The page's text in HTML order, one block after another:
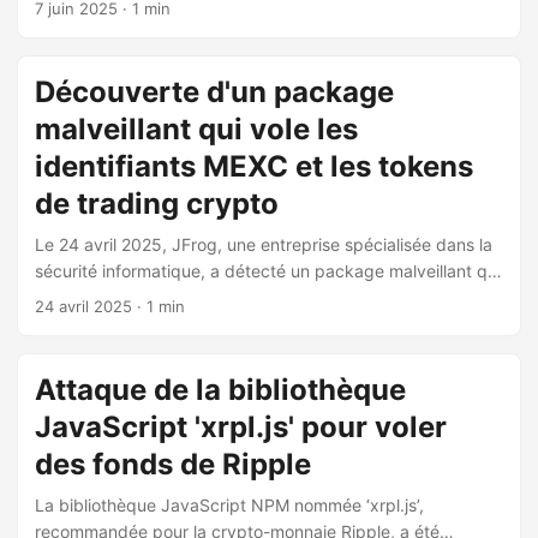
Après avoir accédé aux systèmes, ils ont exfiltré des
données sensibles des clients et ont exigé une rançon de
30 millions de dollars, acceptant finalement 15 millions de
dollars en crypto-monnaie. ...
7 juin 2025 · 1 min
Découverte d'un package
malveillant qui vole les
identifiants MEXC et les tokens
de trading crypto
Le 24 avril 2025, JFrog, une entreprise spécialisée dans la
sécurité informatique, a détecté un package malveillant qui
cible spécifiquement les utilisateurs de MEXC, une
que les tokens de trading crypto des utilisateurs. Les
attaquants utilisent ensuite ces informations volées pour
acheter et vendre des contrats à terme sur différentes
plateformes de trading de crypto-monnaies. L’impact de
cette attaque est potentiellement énorme, car elle pourrait
permettre aux attaquants de voler des sommes
24 avril 2025 · 1 min
Attaque de la bibliothèque
JavaScript 'xrpl.js' pour voler
des fonds de Ripple
La bibliothèque JavaScript NPM nommée ‘xrpl.js’,
recommandée pour la crypto-monnaie Ripple, a été